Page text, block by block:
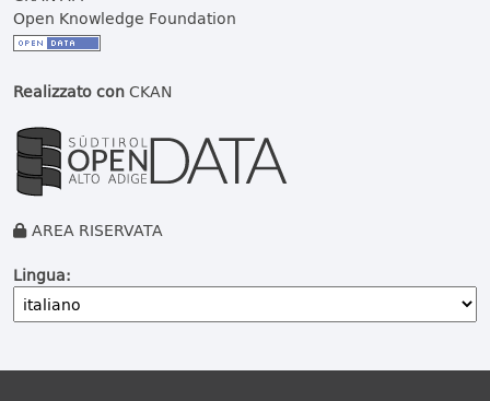
Open Knowledge Foundation
Realizzato conCKAN
AREA RISERVATA
Lingua